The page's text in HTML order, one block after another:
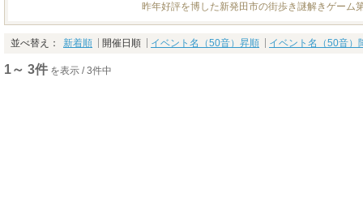
昨年好評を博した新発田市の街歩き謎解きゲーム
並べ替え： 新着順 開催日順 イベント名（50音）昇順 イベント名（50音）
1～ 3件 を表示 / 3件中